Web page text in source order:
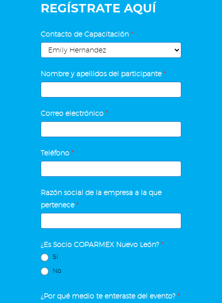
REGÍSTRATE AQUÍ
Recursos
Humanos
para
PYMES
Contacto de Capacitación *
Nombre y apellidos del participante*
Correo electrónico *
Teléfono *
Razón social de la empresa a la que
pertenece*
¿Es Socio COPARMEX Nuevo León? *
Sí
No
¿Por qué medio te enteraste del evento? *